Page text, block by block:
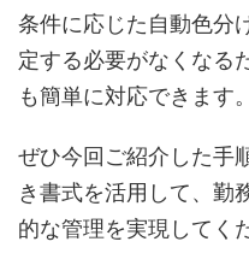
条件に応じた自動色分
定する必要がなくなる
も簡単に対応できます。
ぜひ今回ご紹介した手
き書式を活用して、勤
的な管理を実現してく